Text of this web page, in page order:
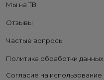
Мы на ТВ
Отзывы
Частые вопросы
Политика обработки данных
Согласие на использование